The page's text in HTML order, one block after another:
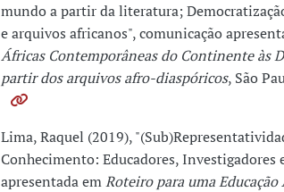
mundo a partir da literatura;
e arquivos africanos", comunicação
Áfricas Contemporâneas do Continente às
partir dos arquivos afro-diaspóricos, São
Lima, Raquel (2019),
Conhecimento: Educadores, Investigadores
apresentada emRoteiro para uma